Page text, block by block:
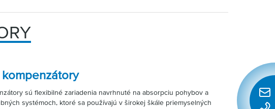
sú flexibilné zariadenia navrhnuté na absorpciu pohybov a
systémoch, ktoré sa používajú v širokej škále priemyselných